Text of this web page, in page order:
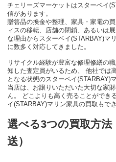
チェリーズマーケットはスターベイ
信があります。
贈答品の換金や整理、家具・家電の
ィスの移転、店舗の閉鎖、あるいは
な理由からスターベイ(STARBAY)マ
に数多く対応してきました。
リサイクル経験が豊富な修理修繕の
知した査定員がいるため、 他社では
となる状態のスターベイ(STARBAY)
当店は、お譲りいただいた大切な家
ん。 どこよりも高く売ることができ
イ(STARBAY)マリン家具の買取もで
選べる3つの買取方法
送）